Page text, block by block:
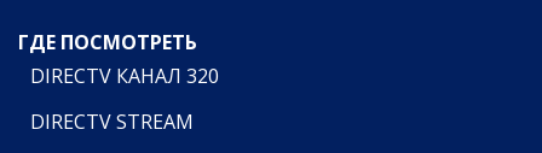
ГДЕ ПОСМОТРЕТЬ
DIRECTV КАНАЛ 320
DIRECTV STREAM